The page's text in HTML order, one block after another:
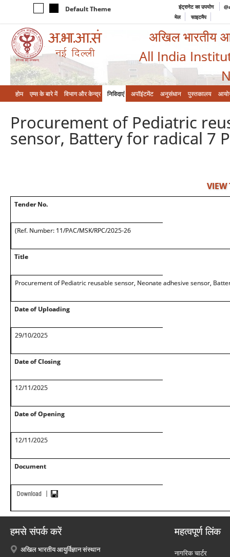
Default Theme इंट्रानेट का उपयोग
मेल
साइटमैप
अखिल भारतीय
All India
होम एम्‍स के बारे में विभाग और केन्‍द्र निविदाएं अपॉइंटमेंट अनुसंधान पुस्तकालय
Procurement of Pediatric
sensor, Battery for radical 7
VIEW
Tender No.
(Ref. Number: 11/PAC/MSK/RPC/2025-26
Title
Procurement of Pediatric reusable sensor, Neonate adhesive sensor,
Date of Uploading
29/10/2025
Date of Closing
12/11/2025
Date of Opening
12/11/2025
Document
हमसे संपर्क करें
अखिल भारतीय आयुर्विज्ञान संस्थान
महत्वपूर्ण लिंक
नागरिक चार्टर